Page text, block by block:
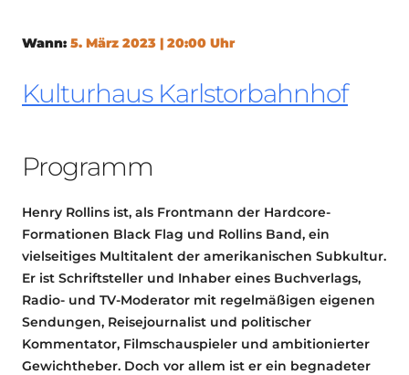
Wann: 5. März 2023 | 20:00 Uhr
Kulturhaus Karlstorbahnhof
Programm
Henry Rollins ist, als Frontmann der Hardcore-
Formationen Black Flag und Rollins Band, ein
vielseitiges Multitalent der amerikanischen Subkultur.
Er ist Schriftsteller und Inhaber eines Buchverlags,
Radio- und TV-Moderator mit regelmäßigen eigenen
Sendungen, Reisejournalist und politischer
Kommentator, Filmschauspieler und ambitionierter
Gewichtheber. Doch vor allem ist er ein begnadeter